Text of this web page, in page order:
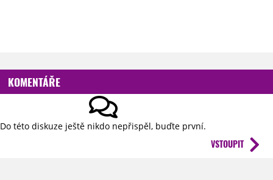
KOMENTÁŘE
Do této diskuze ještě nikdo nepřispěl, buďte první.
VSTOUPIT